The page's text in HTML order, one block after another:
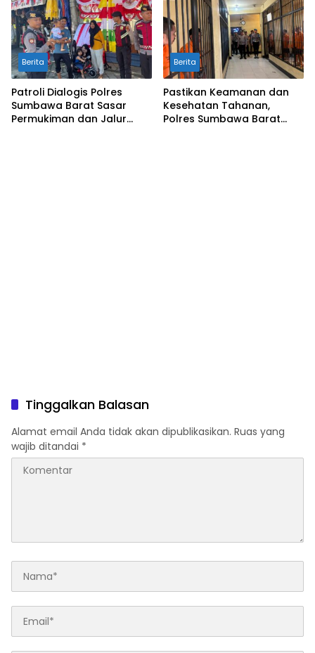
Berita
Patroli Dialogis Polres
Sumbawa Barat Sasar
Permukiman dan Jalur
Berita
Pastikan Keamanan dan
Kesehatan Tahanan,
Polres Sumbawa Barat
Tinggalkan Balasan
Alamat email Anda tidak akan dipublikasikan. Ruas yang
wajib ditandai *